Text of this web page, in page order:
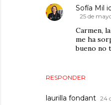
RESPONDER
Sofía Mil
25 de
Carmen,
me ha
bueno no
laurilla fondant 24